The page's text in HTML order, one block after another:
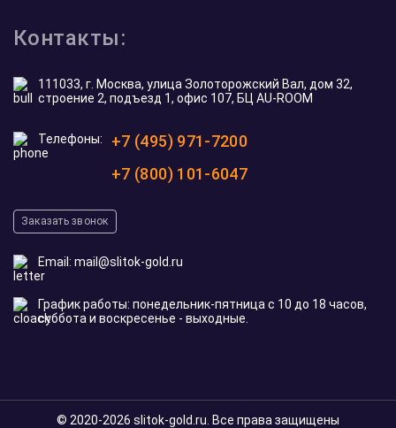
Контакты:
111033, г. Москва, улица Золоторожский Вал, дом 32,
строение 2, подъезд 1, офис 107, БЦ AU-ROOM
Телефоны:
+7 (495) 971-7200
+7 (800) 101-6047
Заказать звонок
Email: mail@slitok-gold.ru
График работы: понедельник-пятница с 10 до 18 часов,
суббота и воскресенье - выходные.
© 2020-2026 slitok-gold.ru. Все права защищены